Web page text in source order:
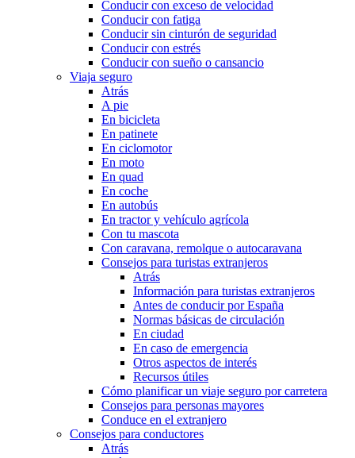
Conducir con exceso de velocidad
Conducir con fatiga
Conducir sin cinturón de seguridad
Conducir con estrés
Conducir con sueño o cansancio
Viaja seguro
Atrás
A pie
En bicicleta
En patinete
En ciclomotor
En moto
En quad
En coche
En autobús
En tractor y vehículo agrícola
Con tu mascota
Con caravana, remolque o autocaravana
Consejos para turistas extranjeros
Atrás
Información para turistas extranjeros
Antes de conducir por España
Normas básicas de circulación
En ciudad
En caso de emergencia
Otros aspectos de interés
Recursos útiles
Cómo planificar un viaje seguro por carretera
Consejos para personas mayores
Conduce en el extranjero
Consejos para conductores
Atrás